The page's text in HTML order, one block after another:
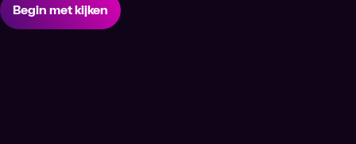
Begin met kijken